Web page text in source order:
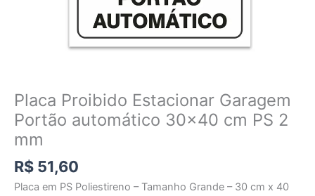
Placa Proibido Estacionar Garagem
Portão automático 30×40 cm PS 2
mm
R$ 51,60
Placa em PS Poliestireno – Tamanho Grande – 30 cm x 40